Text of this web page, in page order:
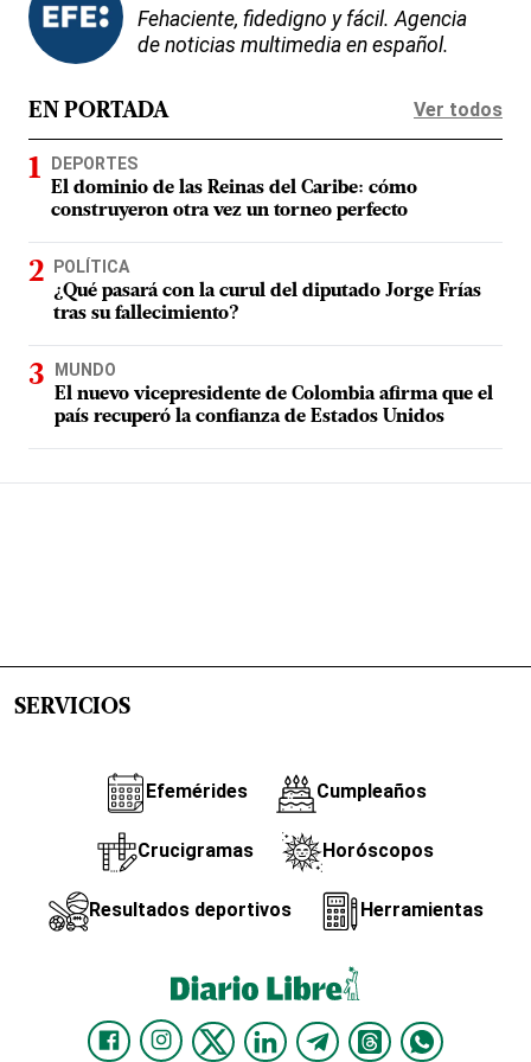
Fehaciente, fidedigno y fácil. Agencia
de noticias multimedia en español.
EN PORTADA Ver todos
DEPORTES
El dominio de las Reinas del Caribe: cómo
construyeron otra vez un torneo perfecto
POLÍTICA
¿Qué pasará con la curul del diputado Jorge Frías
tras su fallecimiento?
MUNDO
El nuevo vicepresidente de Colombia afirma que el
país recuperó la confianza de Estados Unidos
SERVICIOS
Efemérides Cumpleaños
Crucigramas Horóscopos
Resultados deportivos Herramientas